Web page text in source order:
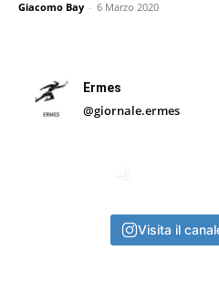
Giacomo Bay - 6 Marzo 2020
Ermes
@giornale.ermes
Visita il